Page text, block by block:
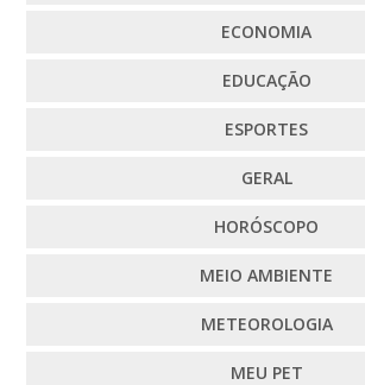
ECONOMIA
EDUCAÇÃO
ESPORTES
GERAL
HORÓSCOPO
MEIO AMBIENTE
METEOROLOGIA
MEU PET